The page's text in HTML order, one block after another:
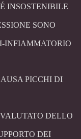
INSOSTENIBILE
SONO
INFIAMMATORIO
PICCHI DI
DELLO
DEI